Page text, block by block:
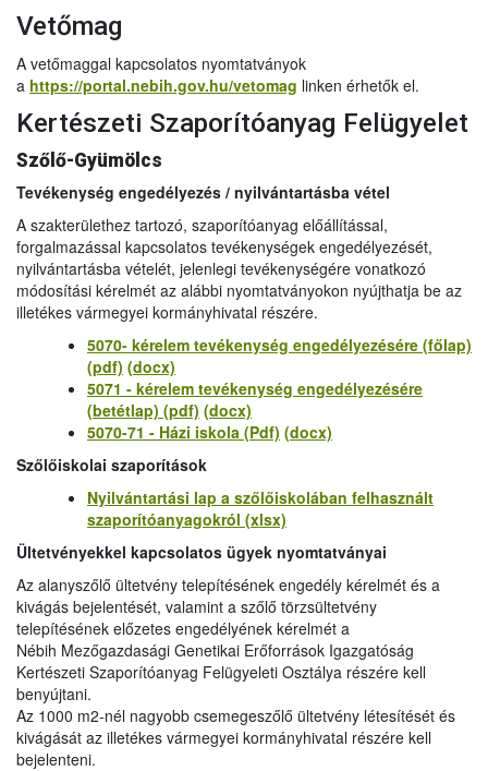
Vetőmag
A vetőmaggal kapcsolatos nyomtatványok
a https://portal.nebih.gov.hu/vetomag linken érhetők el.
Kertészeti Szaporítóanyag Felügyelet
Szőlő-Gyümölcs
Tevékenység engedélyezés / nyilvántartásba vétel
A szakterülethez tartozó, szaporítóanyag előállítással,
forgalmazással kapcsolatos tevékenységek engedélyezését,
nyilvántartásba vételét, jelenlegi tevékenységére vonatkozó
módosítási kérelmét az alábbi nyomtatványokon nyújthatja be az
illetékes vármegyei kormányhivatal részére.
5070- kérelem tevékenység engedélyezésére (főlap)
(pdf) (docx)
5071 - kérelem tevékenység engedélyezésére
(betétlap) (pdf) (docx)
5070-71 - Házi iskola (Pdf) (docx)
Szőlőiskolai szaporítások
Nyilvántartási lap a szőlőiskolában felhasznált
szaporítóanyagokról (xlsx)
Ültetvényekkel kapcsolatos ügyek nyomtatványai
Az alanyszőlő ültetvény telepítésének engedély kérelmét és a
kivágás bejelentését, valamint a szőlő törzsültetvény
telepítésének előzetes engedélyének kérelmét a
Nébih Mezőgazdasági Genetikai Erőforrások Igazgatóság
Kertészeti Szaporítóanyag Felügyeleti Osztálya részére kell
benyújtani.
Az 1000 m2-nél nagyobb csemegeszőlő ültetvény létesítését és
kivágását az illetékes vármegyei kormányhivatal részére kell
bejelenteni.